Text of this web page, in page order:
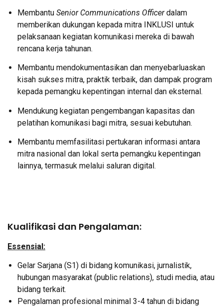
Membantu Senior Communications Officerdalam
memberikan dukungan kepada mitra INKLUSI untuk
pelaksanaan kegiatan komunikasi mereka di bawah
rencana kerja tahunan.
Membantu mendokumentasikan dan menyebarluaskan
kisah sukses mitra, praktik terbaik, dan dampak program
kepada pemangku kepentingan internal dan eksternal .
Mendukung kegiatan pengembangan kapasitas dan
pelatihan komunikasi bagi mitra, sesuai kebutuhan.
Membantu memfasilitasi pertukaran informasi antara
mitra nasional dan lokal serta pemangku kepentingan
lainnya, termasuk melalui saluran digital .
Kualifikasi dan Pengalaman:
Essensial:
Gelar Sarjana (S1) di bidang komunikasi, jurnalistik,
hubungan masyarakat (public relations), studi media, atau
bidang terkait.
Pengalaman profesional minimal 3-4 tahun di bidang